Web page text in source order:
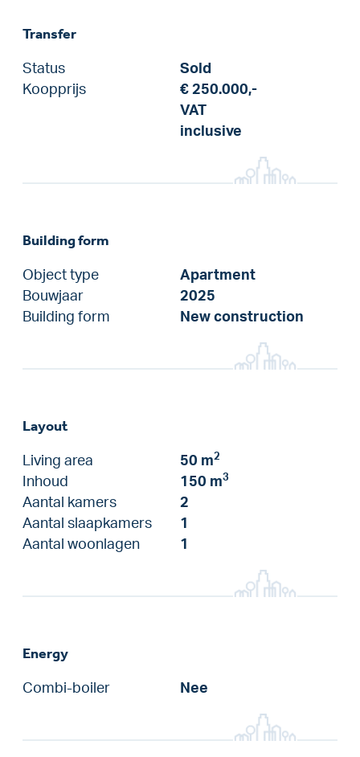
Transfer
Status
Sold
Koopprijs
€ 250.000,-
VAT
inclusive
Building form
Object type
Apartment
Bouwjaar
2025
Building form
New construction
Layout
Living area 50 m2
Inhoud 150 m3
Aantal kamers
2
Aantal slaapkamers
1
Aantal woonlagen
1
Energy
Combi-boiler Nee